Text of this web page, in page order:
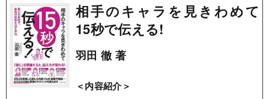
相手のキャラを見きわめて
15秒で伝える!
羽田 徹 著
＜内容紹介＞